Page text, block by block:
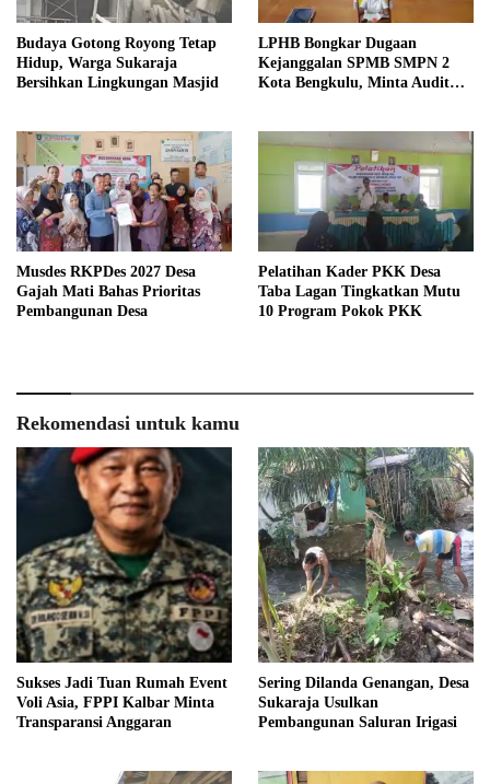
Budaya Gotong Royong Tetap
Hidup, Warga Sukaraja
Bersihkan Lingkungan Masjid
LPHB Bongkar Dugaan
Kejanggalan SPMB SMPN 2
Kota Bengkulu, Minta Audit
Musdes RKPDes 2027 Desa
Gajah Mati Bahas Prioritas
Pembangunan Desa
Pelatihan Kader PKK Desa
Taba Lagan Tingkatkan Mutu
10 Program Pokok PKK
Rekomendasi untuk kamu
Sukses Jadi Tuan Rumah Event
Voli Asia, FPPI Kalbar Minta
Transparansi Anggaran
Sering Dilanda Genangan, Desa
Sukaraja Usulkan
Pembangunan Saluran Irigasi